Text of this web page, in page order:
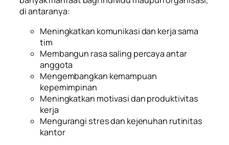
di antaranya:
Meningkatkan komunikasi dan kerja sama
tim
Membangun rasa saling percaya antar
anggota
Mengembangkan kemampuan
kepemimpinan
Meningkatkan motivasi dan produktivitas
kerja
Mengurangi stres dan kejenuhan rutinitas
kantor